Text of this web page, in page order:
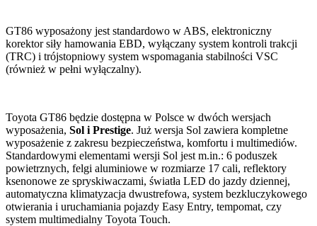
GT86 wyposażony jest standardowo w ABS, elektroniczny
korektor siły hamowania EBD, wyłączany system kontroli trakcji
(TRC) i trójstopniowy system wspomagania stabilności VSC
(również w pełni wyłączalny).
Toyota GT86 będzie dostępna w Polsce w dwóch wersjach
wyposażenia, Sol i Prestige. Już wersja Sol zawiera kompletne
wyposażenie z zakresu bezpieczeństwa, komfortu i multimediów.
Standardowymi elementami wersji Sol jest m.in.: 6 poduszek
powietrznych, felgi aluminiowe w rozmiarze 17 cali, reflektory
ksenonowe ze spryskiwaczami, światła LED do jazdy dziennej,
automatyczna klimatyzacja dwustrefowa, system bezkluczykowego
otwierania i uruchamiania pojazdy Easy Entry, tempomat, czy
system multimedialny Toyota Touch.